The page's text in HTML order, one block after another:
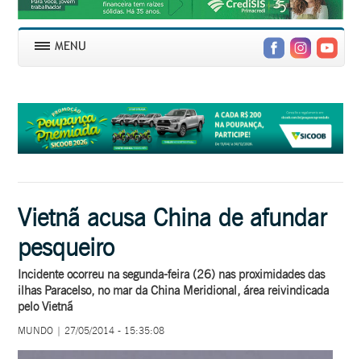
Vietnã acusa China de afundar
pesqueiro
Incidente ocorreu na segunda-feira (26) nas proximidades das
ilhas Paracelso, no mar da China Meridional, área reivindicada
pelo Vietnã
MUNDO | 27/05/2014 - 15:35:08